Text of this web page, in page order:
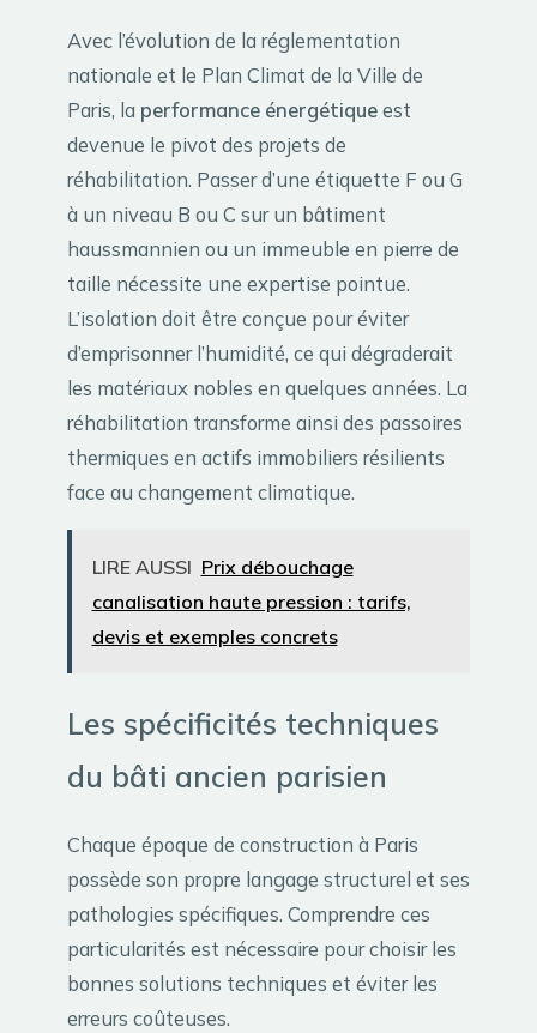
Avec l’évolution de la réglementation
nationale et le Plan Climat de la Ville de
Paris, la performance énergétiqueest
devenue le pivot des projets de
réhabilitation. Passer d’une étiquette F ou G
à un niveau B ou C sur un bâtiment
haussmannien ou un immeuble en pierre de
taille nécessite une expertise pointue.
L’isolation doit être conçue pour éviter
d’emprisonner l’humidité, ce qui dégraderait
les matériaux nobles en quelques années. La
réhabilitation transforme ainsi des passoires
thermiques en actifs immobiliers résilients
face au changement climatique.
LIRE AUSSI Prix débouchage
canalisation haute pression : tarifs,
devis et exemples concrets
Les spécificités techniques
du bâti ancien parisien
Chaque époque de construction à Paris
possède son propre langage structurel et ses
pathologies spécifiques. Comprendre ces
particularités est nécessaire pour choisir les
bonnes solutions techniques et éviter les
erreurs coûteuses.